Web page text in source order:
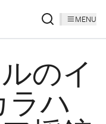
MENU
のイ
ラハ